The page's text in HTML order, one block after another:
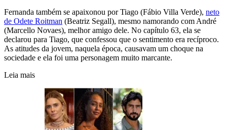
Fernanda também se apaixonou por Tiago (Fábio Villa Verde), neto
de Odete Roitman (Beatriz Segall), mesmo namorando com André
(Marcello Novaes), melhor amigo dele. No capítulo 63, ela se
declarou para Tiago, que confessou que o sentimento era recíproco.
As atitudes da jovem, naquela época, causavam um choque na
sociedade e ela foi uma personagem muito marcante.
Leia mais